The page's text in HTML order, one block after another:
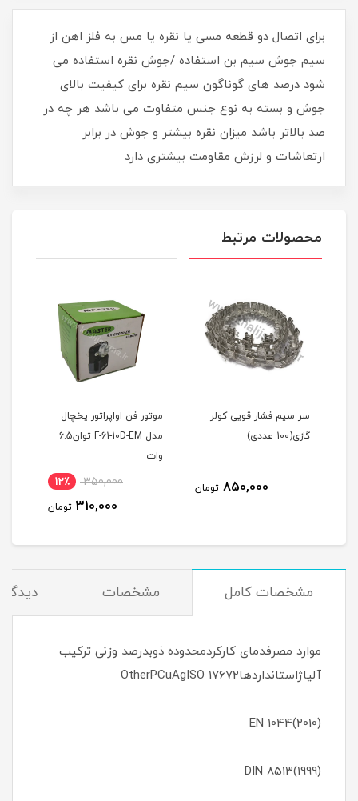
برای اتصال دو قطعه مسی یا نقره یا مس به فلز اهن از
سیم جوش سیم بن استفاده /جوش نقره استفاده می
شود درصد های گوناگون سیم نقره برای کیفیت بالای
جوش و بسته به نوع جنس متفاوت می باشد هر چه در
صد بالاتر باشد میزان نقره بیشتر و جوش در برابر
ارتعاشات و لرزش مقاومت بیشتری دارد
محصولات مرتبط
سر سیم فشار قویی کولر
گازی(100 عددی)
850,000 تومان
موتور فن اواپراتور یخچال
مدل F-61-10D-EM توان6.5
وات
350,000 12٪
310,000 تومان
مشخصات کامل مشخصات
موارد مصرفدمای کارکردمحدوده ذوبدرصد وزنی ترکیب
آلیاژاستانداردهاOtherPCuAgISO 17672
(2010)EN 1044
(1999)DIN 8513